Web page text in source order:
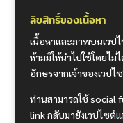
ลิขสิทธิ์ของเนื้อหา
เนื้อหาและภาพบนเวป
ห้ามมิให้นำไปใช้โดยไ
อักษรจากเจ้าของเวปไ
ท่านสามารถใช้ social
link กลับมายังเวปไซต์